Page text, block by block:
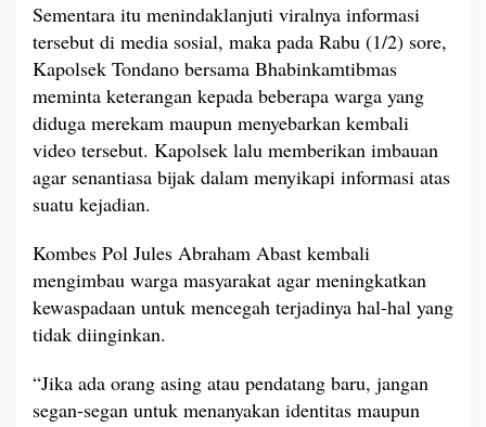
Sementara itu menindaklanjuti viralnya informasi
tersebut di media sosial, maka pada Rabu (1/2) sore,
Kapolsek Tondano bersama Bhabinkamtibmas
meminta keterangan kepada beberapa warga yang
diduga merekam maupun menyebarkan kembali
video tersebut. Kapolsek lalu memberikan imbauan
agar senantiasa bijak dalam menyikapi informasi atas
suatu kejadian.
Kombes Pol Jules Abraham Abast kembali
mengimbau warga masyarakat agar meningkatkan
kewaspadaan untuk mencegah terjadinya hal-hal yang
tidak diinginkan.
“Jika ada orang asing atau pendatang baru, jangan
segan-segan untuk menanyakan identitas maupun